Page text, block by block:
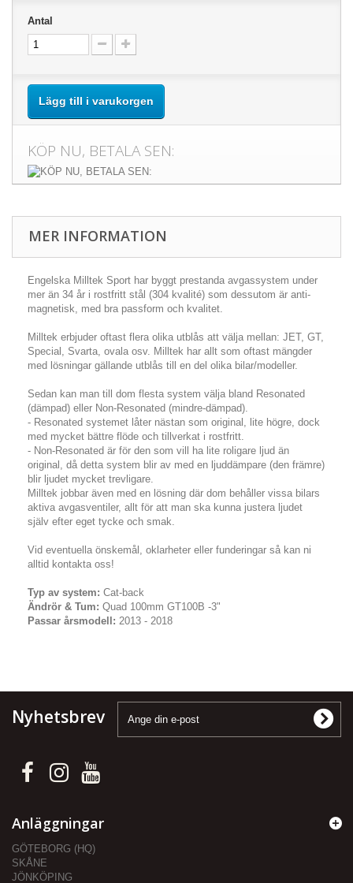
Antal
Lägg till i varukorgen
KÖP NU, BETALA SEN:
MER INFORMATION
Engelska Milltek Sport har byggt prestanda avgassystem under
mer än 34 år i rostfritt stål (304 kvalité) som dessutom är anti-
magnetisk, med bra passform och kvalitet.
Milltek erbjuder oftast flera olika utblås att välja mellan: JET, GT,
Special, Svarta, ovala osv. Milltek har allt som oftast mängder
med lösningar gällande utblås till en del olika bilar/modeller.
Sedan kan man till dom flesta system välja bland Resonated
(dämpad) eller Non-Resonated (mindre-dämpad).
- Resonated systemet låter nästan som original, lite högre, dock
med mycket bättre flöde och tillverkat i rostfritt.
- Non-Resonated är för den som vill ha lite roligare ljud än
original, då detta system blir av med en ljuddämpare (den främre)
blir ljudet mycket trevligare.
Milltek jobbar även med en lösning där dom behåller vissa bilars
aktiva avgasventiler, allt för att man ska kunna justera ljudet
själv efter eget tycke och smak.
Vid eventuella önskemål, oklarheter eller funderingar så kan ni
alltid kontakta oss!
Typ av system: Cat-back
Ändrör & Tum: Quad 100mm GT100B -3"
Passar årsmodell: 2013 - 2018
Nyhetsbrev
Anläggningar
GÖTEBORG (HQ)
SKÅNE
JÖNKÖPING